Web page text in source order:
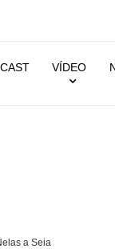
VÍDEO
a Seia